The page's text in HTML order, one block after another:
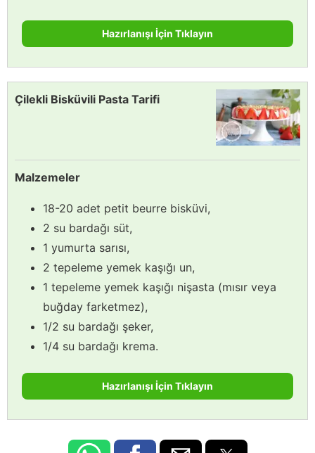
Hazırlanışı İçin Tıklayın
Çilekli Bisküvili Pasta Tarifi
Malzemeler
18-20 adet petit beurre bisküvi,
2 su bardağı süt,
1 yumurta sarısı,
2 tepeleme yemek kaşığı un,
1 tepeleme yemek kaşığı nişasta (mısır veya
buğday farketmez),
1/2 su bardağı şeker,
1/4 su bardağı krema.
Hazırlanışı İçin Tıklayın